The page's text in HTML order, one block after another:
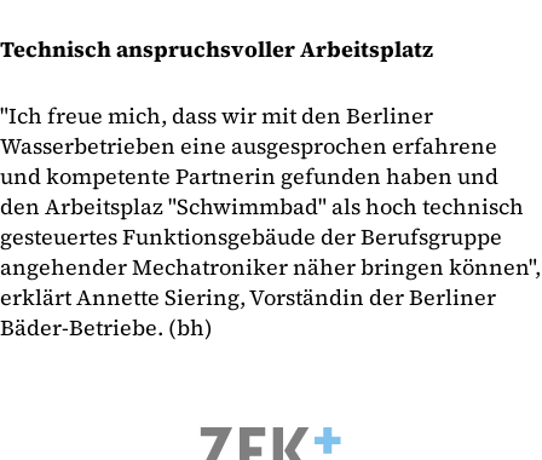
Technisch anspruchsvoller Arbeitsplatz
"Ich freue mich, dass wir mit den Berliner
Wasserbetrieben eine ausgesprochen erfahrene
und kompetente Partnerin gefunden haben und
den Arbeitsplaz "Schwimmbad" als hoch technisch
gesteuertes Funktionsgebäude der Berufsgruppe
angehender Mechatroniker näher bringen können",
erklärt Annette Siering, Vorständin der Berliner
Bäder-Betriebe. (bh)